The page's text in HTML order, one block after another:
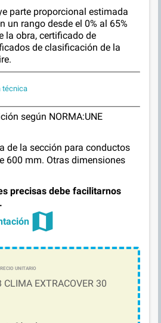
parte proporcional estimada
un rango desde el 0% al 65%
la obra, certificado de
de clasificación de la
técnica
según NORMA:UNE
de la sección para conductos
600 mm. Otras dimensiones
precisas debe facilitarnos
map
CLIMA EXTRACOVER 30